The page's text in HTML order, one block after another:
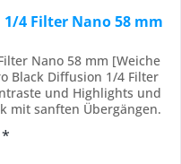
4 Filter Nano 58 mm
Nano 58 mm [Weiche
Black Diffusion 1/4 Filter
und Highlights und
mit sanften Übergängen.
ohne Details zu
*